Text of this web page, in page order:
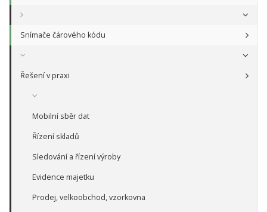
Snímače čárového kódu
Řešení v praxi
Mobilní sběr dat
Řízení skladů
Sledování a řízení výroby
Evidence majetku
Prodej, velkoobchod, vzorkovna